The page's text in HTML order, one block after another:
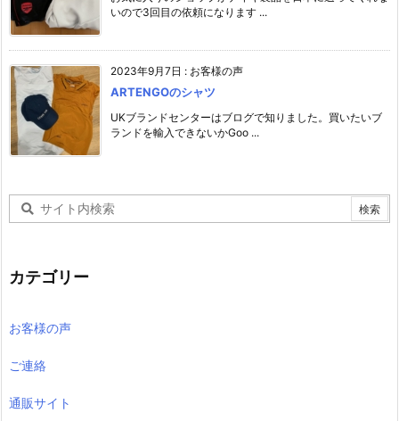
いので3回目の依頼になります ...
2023年9月7日 : お客様の声
ARTENGOのシャツ
UKブランドセンターはブログで知りました。買いたいブ
ランドを輸入できないかGoo ...
カテゴリー
お客様の声
ご連絡
通販サイト